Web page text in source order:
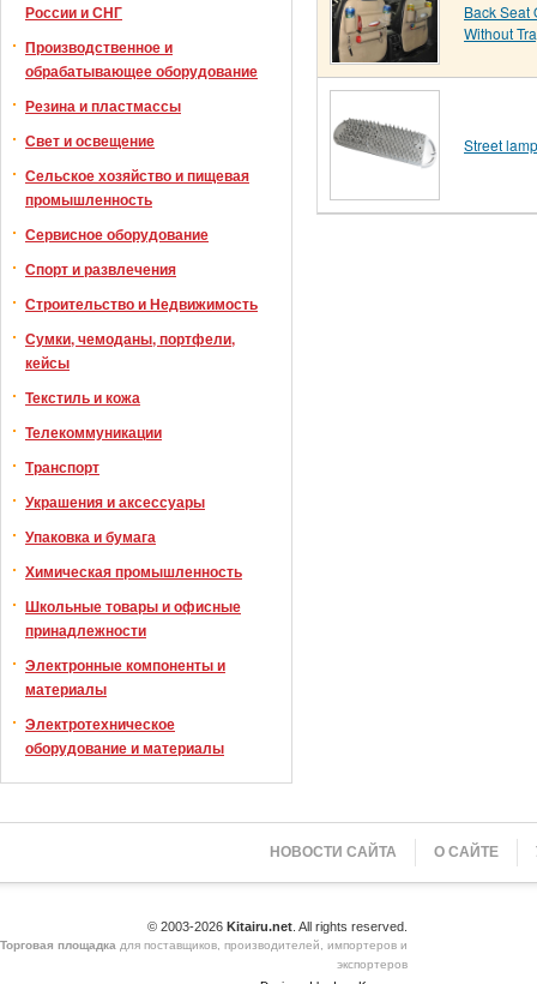
России и СНГ
Производственное и
обрабатывающее оборудование
Резина и пластмассы
Свет и освещение
Сельское хозяйство и пищевая
промышленность
Сервисное оборудование
Спорт и развлечения
Строительство и Недвижимость
Сумки, чемоданы, портфели,
кейсы
Текстиль и кожа
Телекоммуникации
Транспорт
Украшения и аксессуары
Упаковка и бумага
Химическая промышленность
Школьные товары и офисные
принадлежности
Электронные компоненты и
материалы
Электротехническое
оборудование и материалы
Back Seat
Without
Street
НОВОСТИ САЙТА О САЙТЕ
© 2003-2026 Kitairu.net . All rights reserved.
Торговая площадка для поставщиков, производителей, импортеров и
экспортеров